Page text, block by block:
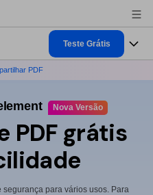
Teste Grátis
PDF
Nova Versão
PDF grátis
para vários usos. Para